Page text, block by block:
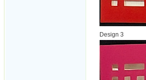
Design 3